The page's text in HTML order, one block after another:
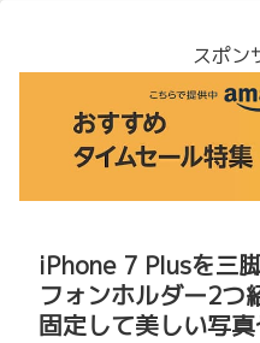
スポン
iPhone 7 Plusを三
フォンホルダー2つ
固定して美しい写真